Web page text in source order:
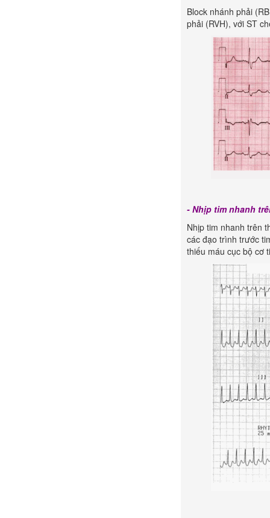
Block nhánh phải
phải (RVH), với ST
- Nhịp tim nhanh
Nhịp tim nhanh trên
các đạo trình trước
thiếu máu cục bộ cơ